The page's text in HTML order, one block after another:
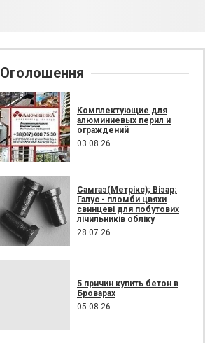
Оголошення
Комплектующие для
алюминиевых перил и
ограждений
03.08.26
Самгаз(Метрікс); Візар;
Галус - пломби цвяхи
свинцеві для побутових
лічильників обліку
28.07.26
5 причин купить бетон в
Броварах
05.08.26